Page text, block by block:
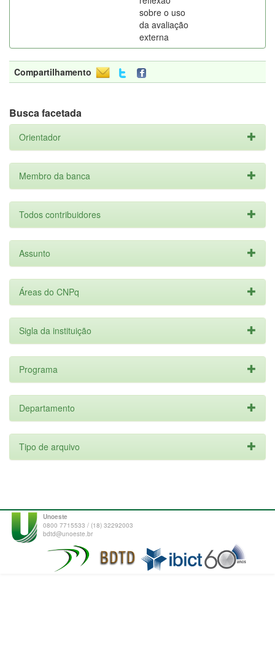
sobre o uso
da avaliação
externa
Compartilhamento
Busca facetada
Orientador
Membro da banca
Todos contribuidores
Assunto
Áreas do CNPq
Sigla da instituição
Programa
Departamento
Tipo de arquivo
Unoeste
0800 7715533 / (18) 32292003
bdtd@unoeste.br